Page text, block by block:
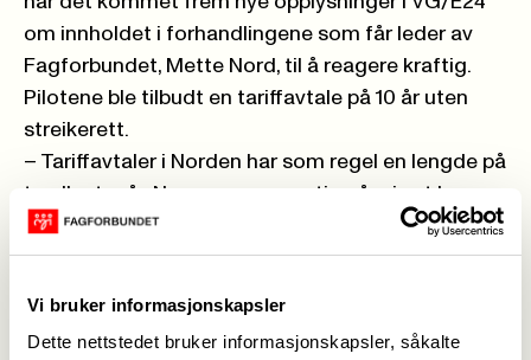
Vi bruker informasjonskapsler
Dette nettstedet bruker informasjonskapsler, såkalte
om innholdet i forhandlingene som får leder av
Fagforbundet, Mette Nord, til å reagere kraftig.
Pilotene ble tilbudt en tariffavtale på 10 år uten
streikerett.
– Tariffavtaler i Norden har som regel en lengde på
to eller tre år. Noe som er gunstig når vi vet hvor
fort samfunnsutviklingen endrer seg. SAS ville ha
en tariffavtale for de ansatte på 10 år uten
hvor vrien og vanskelig ledelsen har vært, sier
Mette Nord.